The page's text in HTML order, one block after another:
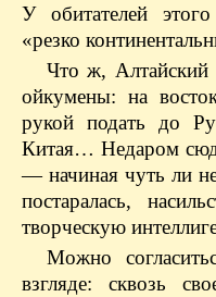
У обитателей
«резко
Что ж, Алтайский
ойкумены: на
рукой подать до
Китая… Недаром
— начиная чуть ли
постаралась,
творческую
Можно
взгляде: сквозь